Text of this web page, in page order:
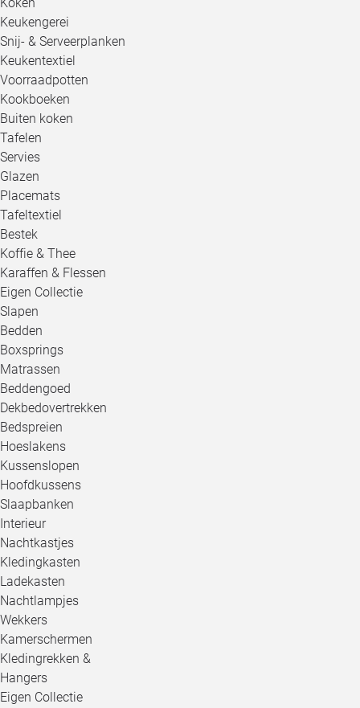
Keukengerei
Snij- & Serveerplanken
Keukentextiel
Voorraadpotten
Kookboeken
Buiten koken
Tafelen
Servies
Glazen
Placemats
Tafeltextiel
Bestek
Koffie & Thee
Karaffen & Flessen
Eigen Collectie
Slapen
Bedden
Boxsprings
Matrassen
Beddengoed
Dekbedovertrekken
Bedspreien
Hoeslakens
Kussenslopen
Hoofdkussens
Slaapbanken
Interieur
Nachtkastjes
Kledingkasten
Ladekasten
Nachtlampjes
Wekkers
Kamerschermen
Kledingrekken &
Hangers
Eigen Collectie